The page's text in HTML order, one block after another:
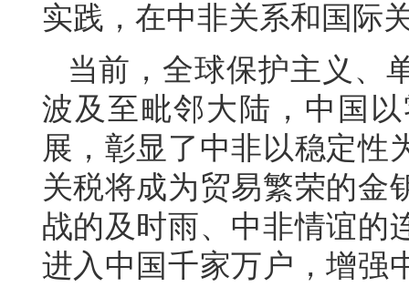
实践，在中非关系和国际
当前，全球保护主义、
波及至毗邻大陆，中国
展，彰显了中非以稳定性
关税将成为贸易繁荣的金
战的及时雨、中非情谊的
进入中国千家万户，增强